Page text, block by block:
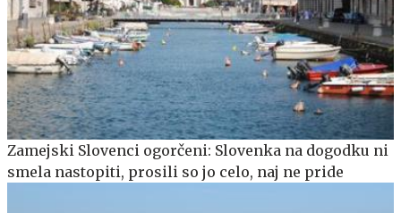
Zamejski Slovenci ogorčeni: Slovenka na dogodku ni
smela nastopiti, prosili so jo celo, naj ne pride